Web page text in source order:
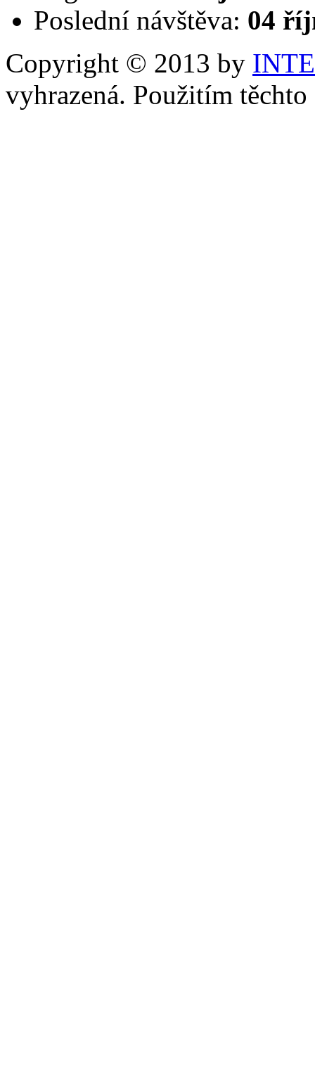
Poslední návštěva: 04
Copyright © 2013 by
vyhrazená. Použitím